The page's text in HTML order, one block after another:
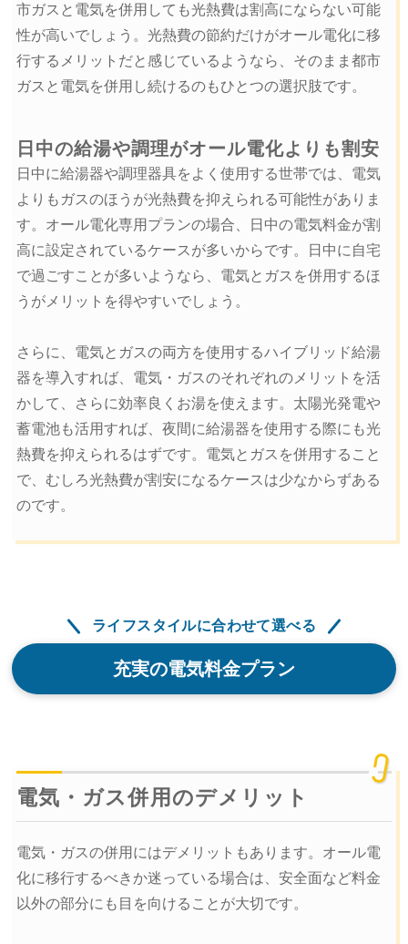
市ガスと電気を併用しても光熱費は割高にならない可能
性が高いでしょう。光熱費の節約だけがオール電化に移
行するメリットだと感じているようなら、そのまま都市
ガスと電気を併用し続けるのもひとつの選択肢です。
日中の給湯や調理がオール電化よりも割安
日中に給湯器や調理器具をよく使用する世帯では、電気
よりもガスのほうが光熱費を抑えられる可能性がありま
す。オール電化専用プランの場合、日中の電気料金が割
高に設定されているケースが多いからです。日中に自宅
で過ごすことが多いようなら、電気とガスを併用するほ
うがメリットを得やすいでしょう。
さらに、電気とガスの両方を使用するハイブリッド給湯
器を導入すれば、電気・ガスのそれぞれのメリットを活
かして、さらに効率良くお湯を使えます。太陽光発電や
蓄電池も活用すれば、夜間に給湯器を使用する際にも光
熱費を抑えられるはずです。電気とガスを併用すること
で、むしろ光熱費が割安になるケースは少なからずある
のです。
ライフスタイルに合わせて選べる
充実の電気料金プラン
電気・ガス併用のデメリット
電気・ガスの併用にはデメリットもあります。オール電
化に移行するべきか迷っている場合は、安全面など料金
以外の部分にも目を向けることが大切です。